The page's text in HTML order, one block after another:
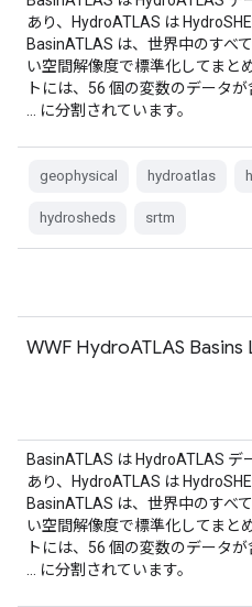
あり、HydroATLAS は
BasinATLAS は、世界中のすべ
い空間解像度で標準化してまと
トには、56 個の変数のデータ
… に分割されています。
geophysical hydroatlas
hydrosheds srtm
WWF HydroATLAS Basins
BasinATLAS は HydroATLAS
あり、HydroATLAS は
BasinATLAS は、世界中のすべ
い空間解像度で標準化してまと
トには、56 個の変数のデータ
… に分割されています。